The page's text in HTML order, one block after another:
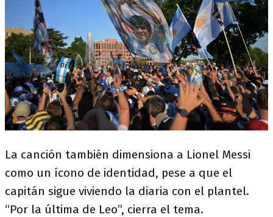
La canción también dimensiona a Lionel Messi
como un ícono de identidad, pese a que el
capitán sigue viviendo la diaria con el plantel.
“Por la última de Leo”, cierra el tema.